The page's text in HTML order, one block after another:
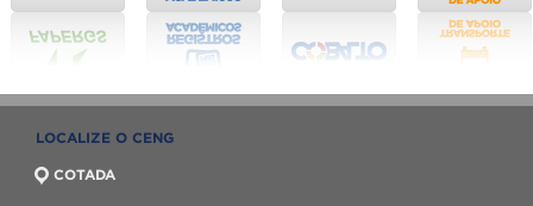
LOCALIZE O CENG
COTADA